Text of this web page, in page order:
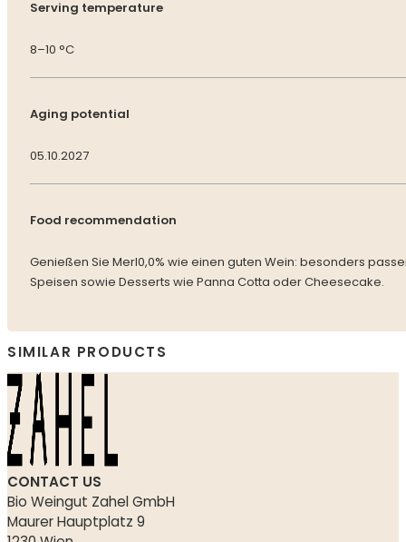
Serving temperature
8–10 °C
Aging potential
05.10.2027
Food recommendation
Genießen Sie Merl0,0% wie einen guten Wein: besonders
Speisen sowie Desserts wie Panna Cotta oder Cheesecake.
SIMILAR PRODUCTS
CONTACT US
Bio Weingut Zahel GmbH
Maurer Hauptplatz 9